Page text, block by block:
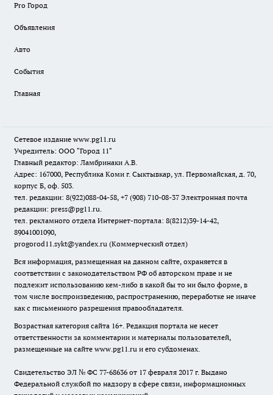
Pro Город
Объявления
Авто
События
Главная
Сетевое издание www.pg11.ru
Учредитель: ООО "Город 11"
Главный редактор: Ламбринаки А.В.
Адрес: 167000, Республика Коми г. Сыктывкар, ул. Первомайская, д. 70,
корпус Б, оф. 503.
тел. редакции: 8(922)088-04-58, +7 (908) 710-08-37 Электронная почта
редакции: press@pg11.ru.
тел. рекламного отдела Интернет-портала: 8(8212)39-14-42,
89041001090,
progorod11.sykt@yandex.ru (Коммерческий отдел)
Вся информация, размещенная на данном сайте, охраняется в
соответствии с законодательством РФ об авторском праве и не
подлежит использованию кем-либо в какой бы то ни было форме, в
том числе воспроизведению, распространению, переработке не иначе
как с письменного разрешения правообладателя.
Возрастная категория сайта 16+. Редакция портала не несет
ответственности за комментарии и материалы пользователей,
размещенные на сайте www.pg11.ru и его субдоменах.
Свидетельство ЭЛ № ФС 77-68636 от 17 февраля 2017 г. Выдано
Федеральной службой по надзору в сфере связи, информационных